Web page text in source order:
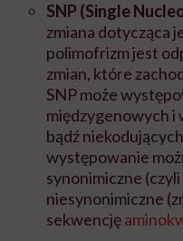
SNP (Single
zmiana dotycząca
polimofrizm jest
zmian, które
SNP może
międzygenowych i
bądź
występowanie
synonimiczne
niesynonimiczne
sekwencję